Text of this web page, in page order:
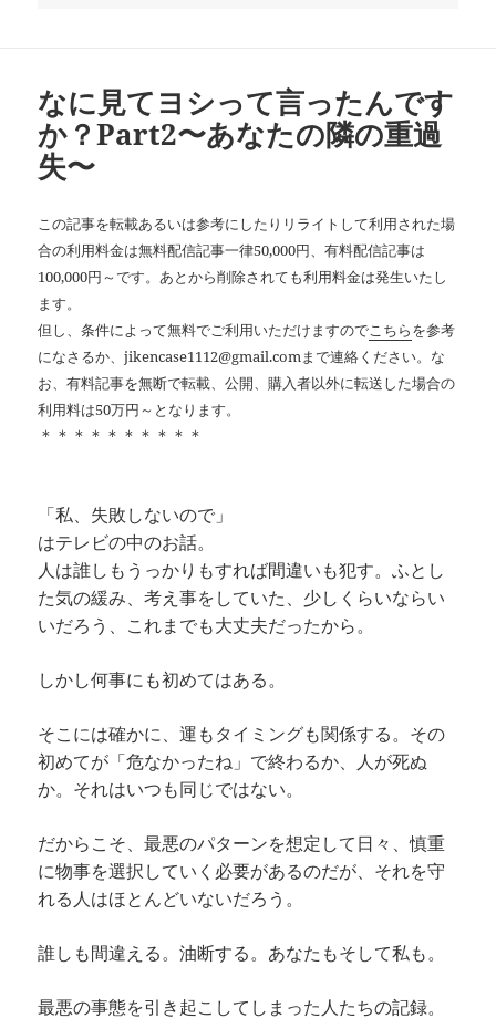
なに見てヨシって言ったんです
か？Part2〜あなたの隣の重過
失〜
この記事を転載あるいは参考にしたりリライトして利用された場
合の利用料金は無料配信記事一律50,000円、有料配信記事は
100,000円～です。あとから削除されても利用料金は発生いたし
ます。
但し、条件によって無料でご利用いただけますのでこちらを参考
になさるか、jikencase1112@gmail.comまで連絡ください。な
お、有料記事を無断で転載、公開、購入者以外に転送した場合の
利用料は50万円～となります。
＊＊＊＊＊＊＊＊＊＊
「私、失敗しないので」
はテレビの中のお話。
人は誰しもうっかりもすれば間違いも犯す。ふとし
た気の緩み、考え事をしていた、少しくらいならい
いだろう、これまでも大丈夫だったから。
しかし何事にも初めてはある。
そこには確かに、運もタイミングも関係する。その
初めてが「危なかったね」で終わるか、人が死ぬ
か。それはいつも同じではない。
だからこそ、最悪のパターンを想定して日々、慎重
に物事を選択していく必要があるのだが、それを守
れる人はほとんどいないだろう。
誰しも間違える。油断する。あなたもそして私も。
最悪の事態を引き起こしてしまった人たちの記録。